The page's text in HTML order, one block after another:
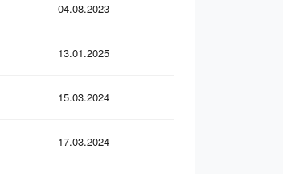
04.08.2023
13.01.2025
15.03.2024
17.03.2024